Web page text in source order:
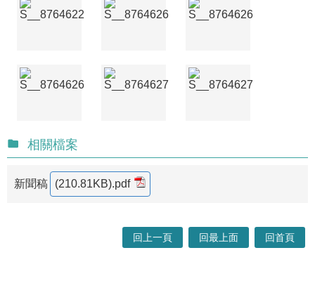
相關檔案
新聞稿 (210.81KB).pdf
回上一頁 回最上面 回首頁